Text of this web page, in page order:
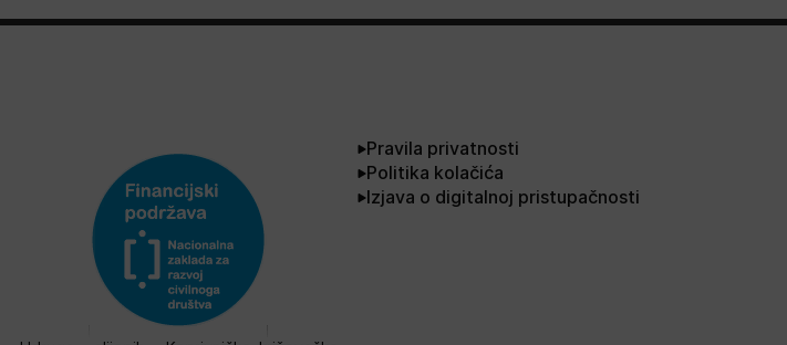
Pravila privatnosti
Politika kolačića
Izjava o digitalnoj pristupačnosti